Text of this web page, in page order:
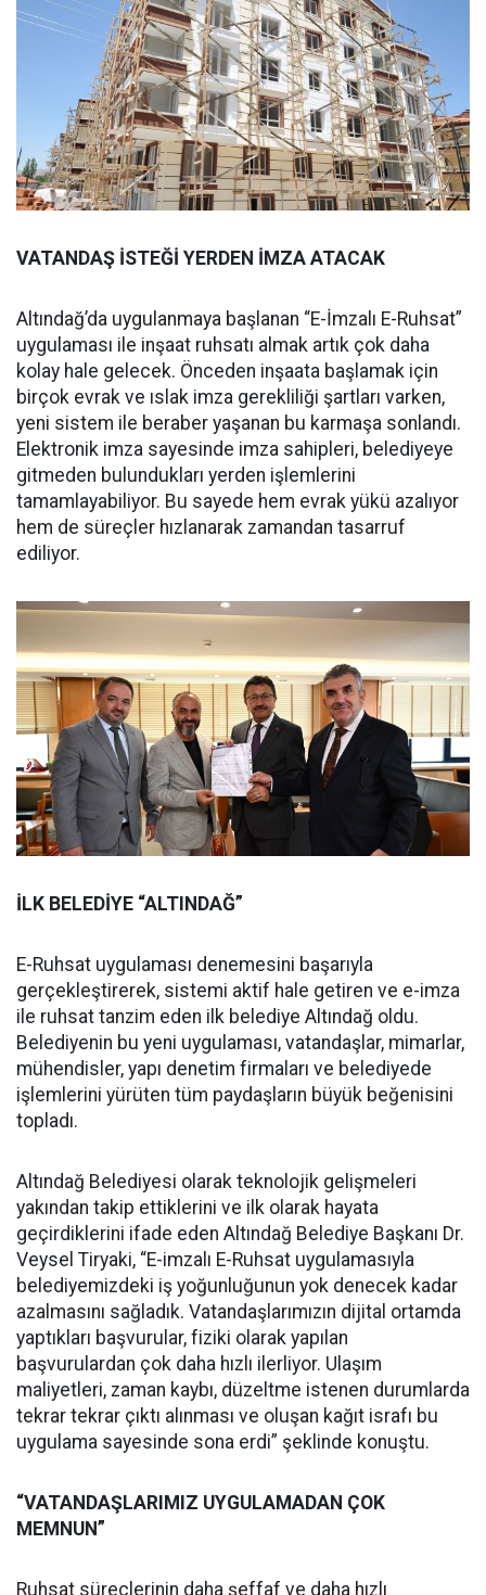
VATANDAŞ İSTEĞİ YERDEN İMZA ATACAK
Altındağ’da uygulanmaya başlanan “E-İmzalı E-Ruhsat”
uygulaması ile inşaat ruhsatı almak artık çok daha
kolay hale gelecek. Önceden inşaata başlamak için
birçok evrak ve ıslak imza gerekliliği şartları varken,
yeni sistem ile beraber yaşanan bu karmaşa sonlandı.
Elektronik imza sayesinde imza sahipleri, belediyeye
gitmeden bulundukları yerden işlemlerini
tamamlayabiliyor. Bu sayede hem evrak yükü azalıyor
hem de süreçler hızlanarak zamandan tasarruf
ediliyor.
İLK BELEDİYE “ALTINDAĞ”
E-Ruhsat uygulaması denemesini başarıyla
gerçekleştirerek, sistemi aktif hale getiren ve e-imza
ile ruhsat tanzim eden ilk belediye Altındağ oldu.
Belediyenin bu yeni uygulaması, vatandaşlar, mimarlar,
mühendisler, yapı denetim firmaları ve belediyede
işlemlerini yürüten tüm paydaşların büyük beğenisini
topladı.
Altındağ Belediyesi olarak teknolojik gelişmeleri
yakından takip ettiklerini ve ilk olarak hayata
geçirdiklerini ifade eden Altındağ Belediye Başkanı Dr.
Veysel Tiryaki, “E-imzalı E-Ruhsat uygulamasıyla
belediyemizdeki iş yoğunluğunun yok denecek kadar
azalmasını sağladık. Vatandaşlarımızın dijital ortamda
yaptıkları başvurular, fiziki olarak yapılan
başvurulardan çok daha hızlı ilerliyor. Ulaşım
maliyetleri, zaman kaybı, düzeltme istenen durumlarda
tekrar tekrar çıktı alınması ve oluşan kağıt israfı bu
uygulama sayesinde sona erdi” şeklinde konuştu.
“VATANDAŞLARIMIZ UYGULAMADAN ÇOK
MEMNUN”
Ruhsat süreçlerinin daha şeffaf ve daha hızlı